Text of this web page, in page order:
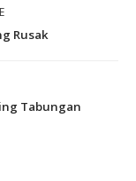
Rusak
Tabungan